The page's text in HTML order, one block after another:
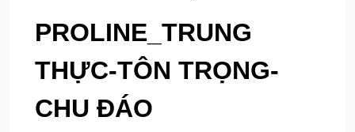
PROLINE_TRUNG
THỰC-TÔN TRỌNG-
CHU ĐÁO